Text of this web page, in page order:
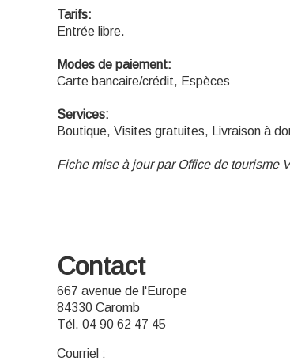
Tarifs:
Entrée libre.
Modes de paiement:
Carte bancaire/crédit, Espèces
Services:
Boutique, Visites gratuites, Livraison à
Fiche mise à jour par Office de tourisme
Contact
667 avenue de l'Europe
84330 Caromb
Tél. 04 90 62 47 45
Courriel :